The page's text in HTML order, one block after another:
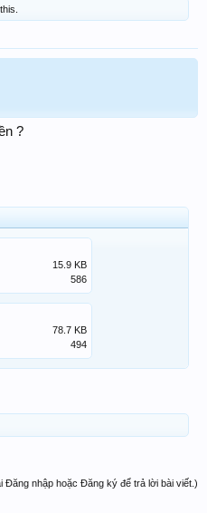
?
15.9 KB
586
78.7 KB
494
Đăng nhập hoặc Đăng ký để trả lời bài viết.)